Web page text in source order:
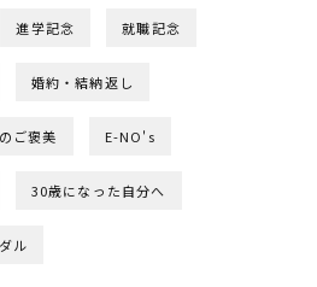
進学記念 就職記念
婚約・結納返し
ご褒美 E-NO's
30歳になった自分へ
ル